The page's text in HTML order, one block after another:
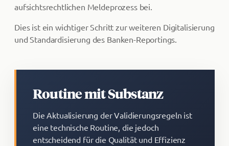
aufsichtsrechtlichen Meldeprozess bei.
Dies ist ein wichtiger Schritt zur weiteren Digitalisierung
und Standardisierung des Banken-Reportings.
Routine mit Substanz
Die Aktualisierung der Validierungsregeln ist
eine technische Routine, die jedoch
entscheidend für die Qualität und Effizienz